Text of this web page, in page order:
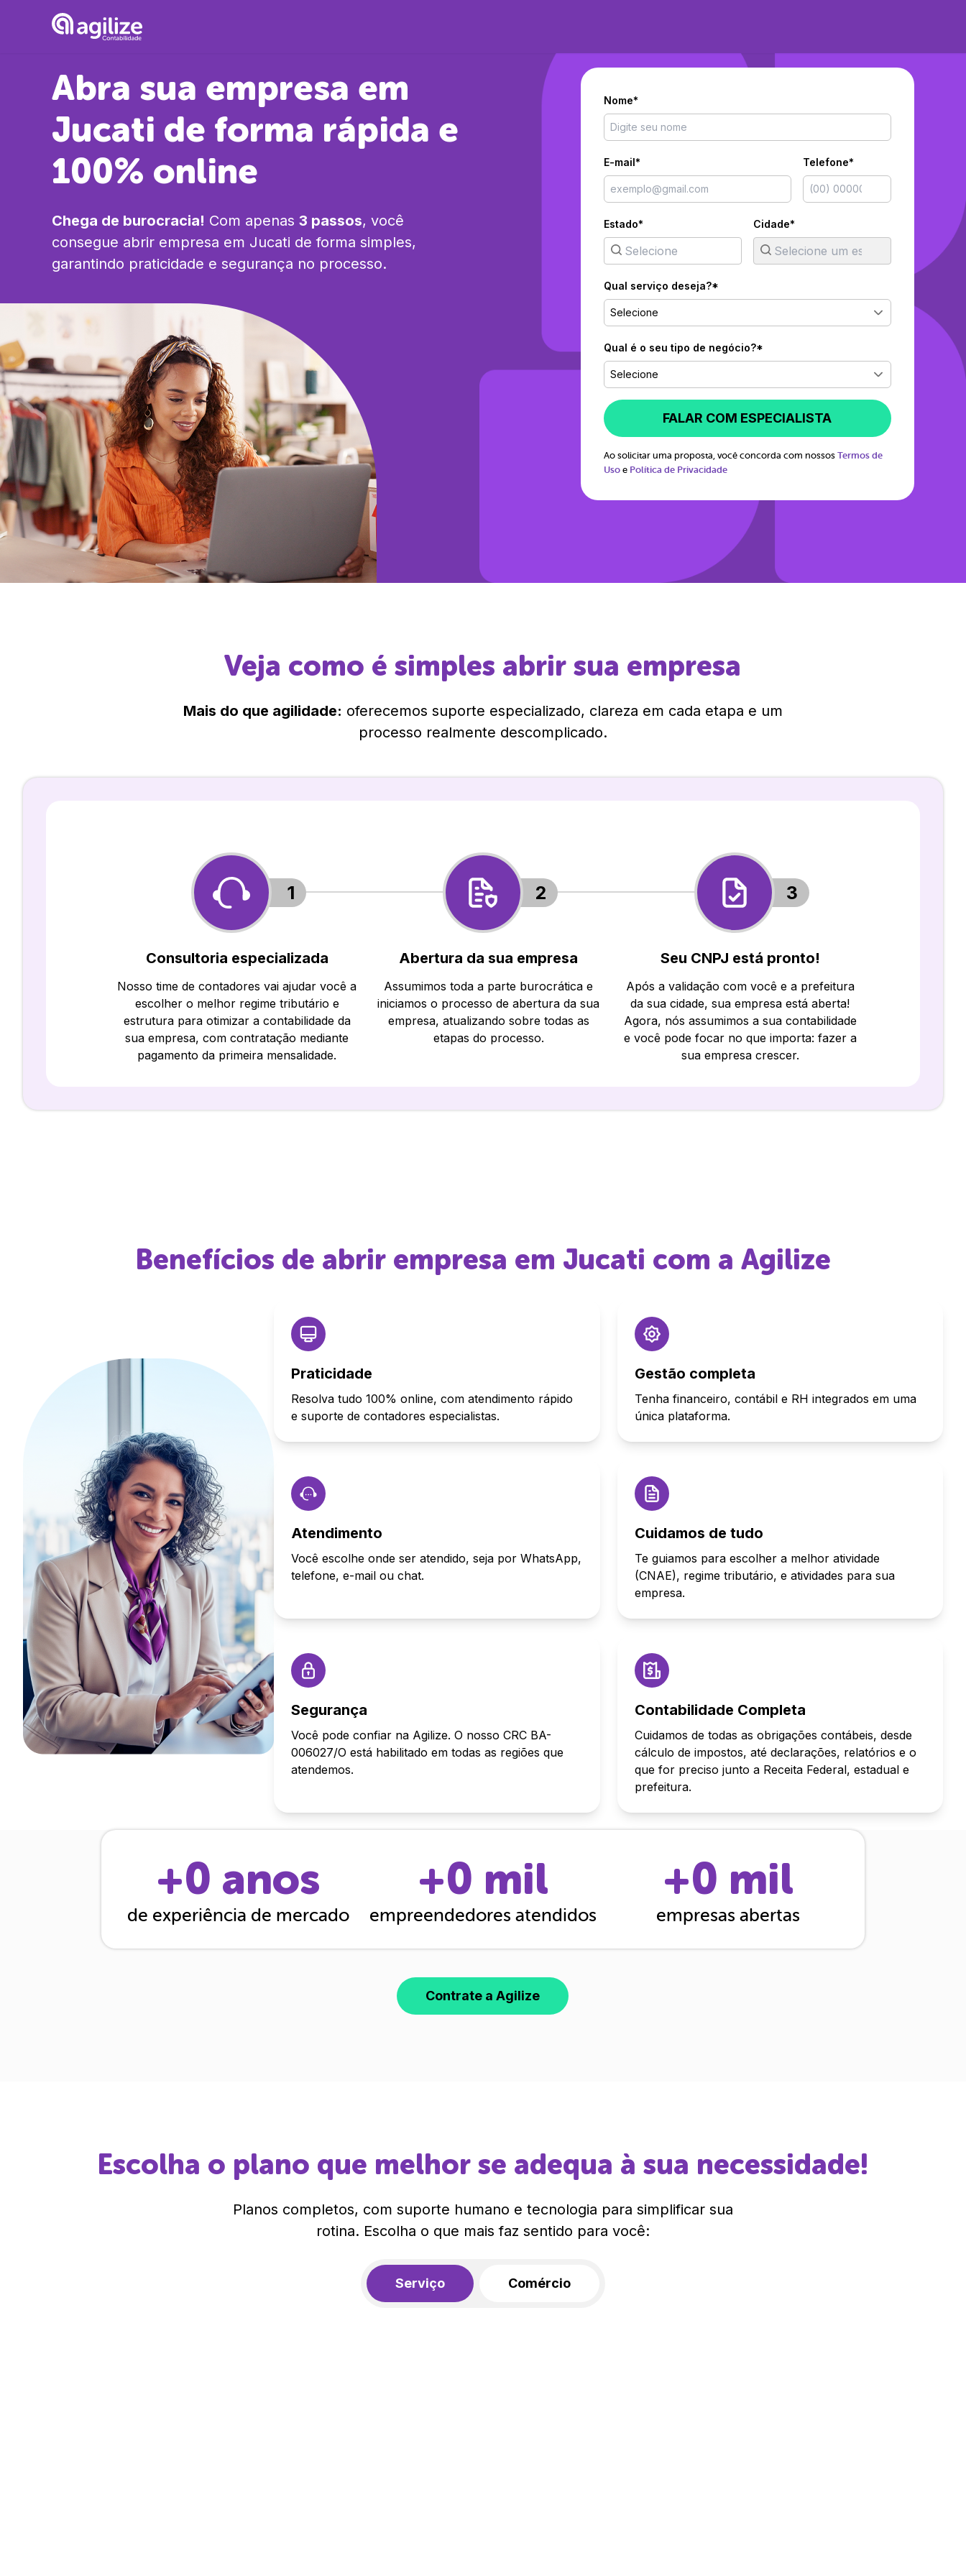
Abra sua empresa em
Jucati de forma rápida e
100% online
Chega de burocracia! Com apenas 3 passos, você
consegue abrir empresa em Jucati de forma simples,
garantindo praticidade e segurança no processo.
Nome*
E-mail* Telefone*
Estado* Cidade*
Qual serviço deseja?*
Selecione
Qual é o seu tipo de negócio?*
Selecione
FALAR COM ESPECIALISTA
Ao solicitar uma proposta, você concorda com nossos Termos de
Uso e Política de Privacidade
Veja como é simples abrir sua empresa
Mais do que agilidade: oferecemos suporte especializado, clareza em cada etapa e um
processo realmente descomplicado.
1
Consultoria especializada
Nosso time de contadores vai ajudar você a
escolher o melhor regime tributário e
estrutura para otimizar a contabilidade da
sua empresa, com contratação mediante
pagamento da primeira mensalidade.
2
Abertura da sua empresa
Assumimos toda a parte burocrática e
iniciamos o processo de abertura da sua
empresa, atualizando sobre todas as
etapas do processo.
3
Seu CNPJ está pronto!
Após a validação com você e a prefeitura
da sua cidade, sua empresa está aberta!
Agora, nós assumimos a sua contabilidade
e você pode focar no que importa: fazer a
sua empresa crescer.
Benefícios de abrir empresa em Jucati com a Agilize
Praticidade
Resolva tudo 100% online, com atendimento rápido
e suporte de contadores especialistas.
Gestão completa
Tenha financeiro, contábil e RH integrados em uma
única plataforma.
Atendimento
Você escolhe onde ser atendido, seja por WhatsApp,
telefone, e-mail ou chat.
Cuidamos de tudo
Te guiamos para escolher a melhor atividade
(CNAE), regime tributário, e atividades para sua
empresa.
Segurança
Você pode confiar na Agilize. O nosso CRC BA-
006027/O está habilitado em todas as regiões que
atendemos.
Contabilidade Completa
Cuidamos de todas as obrigações contábeis, desde
cálculo de impostos, até declarações, relatórios e o
que for preciso junto a Receita Federal, estadual e
prefeitura.
+0 anos
de experiência de mercado
+0 mil
empreendedores atendidos
+0 mil
empresas abertas
Contrate a Agilize
Escolha o plano que melhor se adequa à sua necessidade!
Planos completos, com suporte humano e tecnologia para simplificar sua
rotina. Escolha o que mais faz sentido para você:
Serviço Comércio